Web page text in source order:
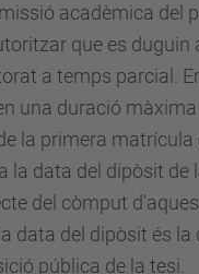
acadèmica del
que es duguin
a temps parcial.
una duració
la primera matrícula
la data del dipòsit de
del còmput
data del dipòsit és la
pública de la tesi.